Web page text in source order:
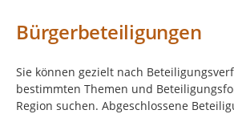
Bürgerbeteiligungen
Sie können gezielt nach
bestimmten Themen und
Region suchen. Abgeschlossene